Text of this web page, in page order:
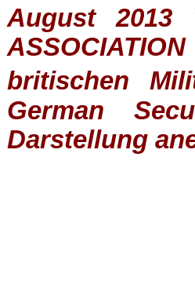
August
ASSOCIATION
britischen
German
Darstellung